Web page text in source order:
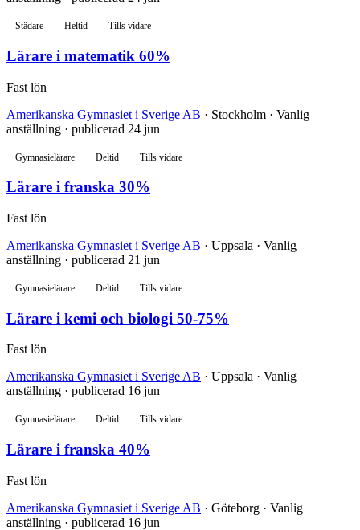
Städare Heltid Tills vidare
Lärare i matematik 60%
Fast lön
Amerikanska Gymnasiet i Sverige AB · Stockholm · Vanlig
anställning · publicerad 24 jun
Gymnasielärare Deltid Tills vidare
Lärare i franska 30%
Fast lön
Amerikanska Gymnasiet i Sverige AB · Uppsala · Vanlig
anställning · publicerad 21 jun
Gymnasielärare Deltid Tills vidare
Lärare i kemi och biologi 50-75%
Fast lön
Amerikanska Gymnasiet i Sverige AB · Uppsala · Vanlig
anställning · publicerad 16 jun
Gymnasielärare Deltid Tills vidare
Lärare i franska 40%
Fast lön
Amerikanska Gymnasiet i Sverige AB · Göteborg · Vanlig
anställning · publicerad 16 jun